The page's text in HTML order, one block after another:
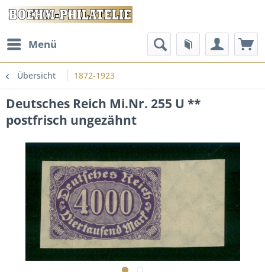
Menü
Übersicht 1872-1923
Deutsches Reich Mi.Nr. 255 U **
postfrisch ungezähnt